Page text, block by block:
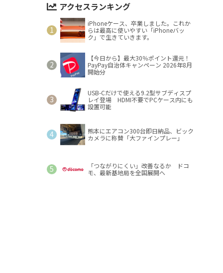
アクセスランキング
iPhoneケース、卒業しました。これか
らは最高に使いやすい「iPhoneバッ
ク」で生きていきます。
【今日から】最大30％ポイント還元！
PayPay自治体キャンペーン 2026年8月
開始分
USB-Cだけで使える9.2型サブディスプ
レイ登場 HDMI不要でPCケース内にも
設置可能
熊本にエアコン300台即日納品、ビック
カメラに称賛「大ファインプレー」
「つながりにくい」改善なるか ドコ
モ、最新基地局を全国展開へ